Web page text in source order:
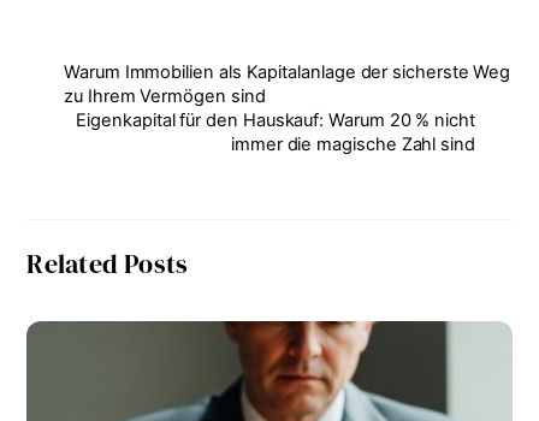
Warum Immobilien als Kapitalanlage der sicherste Weg
zu Ihrem Vermögen sind
Eigenkapital für den Hauskauf: Warum 20 % nicht
immer die magische Zahl sind
Related Posts